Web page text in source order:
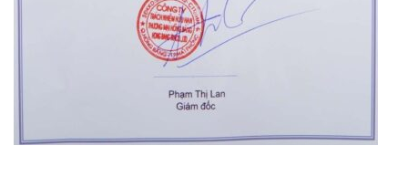
Orient Nam RA-
Casio Nam MTS-